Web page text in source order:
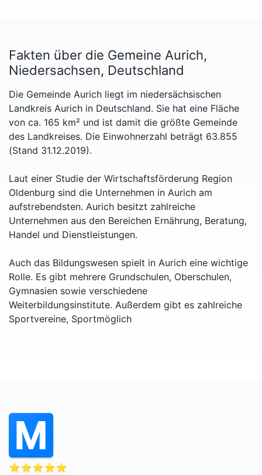
Fakten über die Gemeine Aurich,
Niedersachsen, Deutschland
Die Gemeinde Aurich liegt im niedersächsischen
Landkreis Aurich in Deutschland. Sie hat eine Fläche
von ca. 165 km² und ist damit die größte Gemeinde
des Landkreises. Die Einwohnerzahl beträgt 63.855
(Stand 31.12.2019).
Laut einer Studie der Wirtschaftsförderung Region
Oldenburg sind die Unternehmen in Aurich am
aufstrebendsten. Aurich besitzt zahlreiche
Unternehmen aus den Bereichen Ernährung, Beratung,
Handel und Dienstleistungen.
Auch das Bildungswesen spielt in Aurich eine wichtige
Rolle. Es gibt mehrere Grundschulen, Oberschulen,
Gymnasien sowie verschiedene
Weiterbildungsinstitute. Außerdem gibt es zahlreiche
Sportvereine, Sportmöglich
⭐⭐⭐⭐⭐